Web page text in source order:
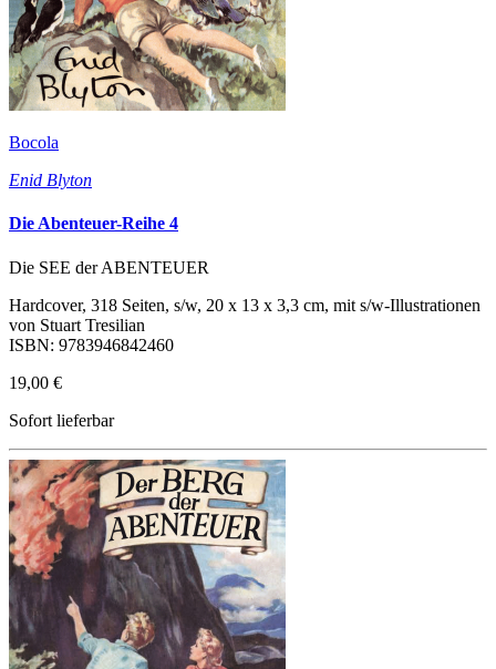
Bocola
Enid Blyton
Die Abenteuer-Reihe 4
Die SEE der ABENTEUER
Hardcover, 318 Seiten, s/w, 20 x 13 x 3,3 cm, mit s/w-Illustrationen
von Stuart Tresilian
ISBN: 9783946842460
19,00 €
Sofort lieferbar